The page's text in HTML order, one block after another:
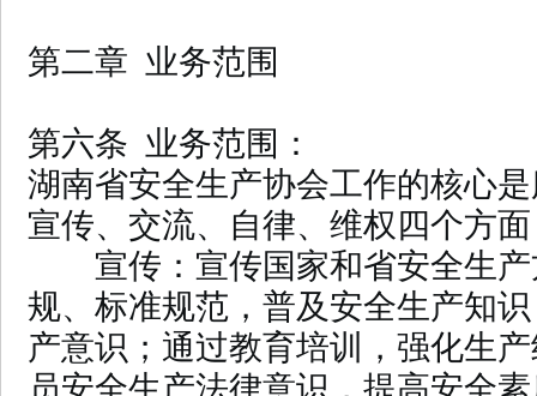
第二章 业务范围
第六条 业务范围：
湖南省安全生产协会工作的核心
宣传、交流、自律、维权四个方
宣传：宣传国家和省安全生产
规、标准规范，普及安全生产知
产意识；通过教育培训，强化生
员安全生产法律意识，提高安全